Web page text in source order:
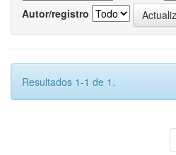
Autor/registro
Resultados 1-1 de 1.